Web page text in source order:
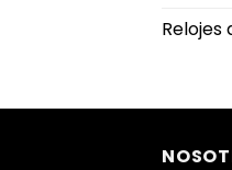
Relojes